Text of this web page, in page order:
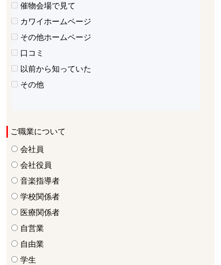
催物会場で見て
カワイホームページ
その他ホームページ
口コミ
以前から知っていた
その他
ご職業について
会社員
会社役員
音楽指導者
学校関係者
医療関係者
自営業
自由業
学生